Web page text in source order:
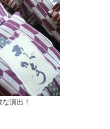
演出！